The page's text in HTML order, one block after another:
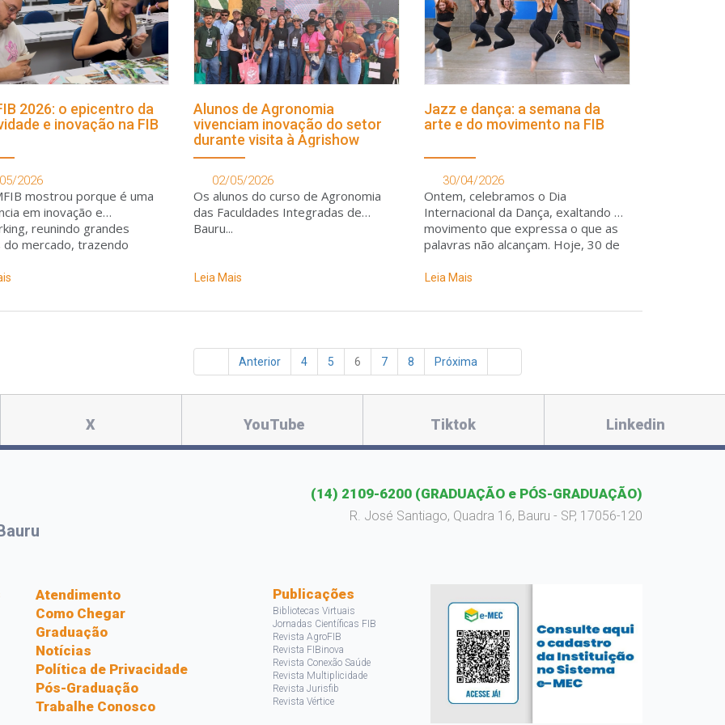
2026: o epicentro da
e inovação na FIB
2026
mostrou porque é uma
em inovação e
reunindo grandes
do mercado, trazendo
Alunos de Agronomia
vivenciam inovação do setor
durante visita à Agrishow
02/05/2026
Os alunos do curso de Agronomia
das Faculdades Integradas de
Bauru...
Leia Mais
Jazz e dança: a semana da
arte e do movimento na FIB
30/04/2026
Ontem, celebramos o Dia
Internacional da Dança, exaltando o
movimento que expressa o que as
palavras não alcançam. Hoje, 30 de
celebrar o Dia Internacional do Jazz
Leia Mais
Anterior 4 5 6 7 8 Próxima
X YouTube Tiktok Linkedin
(14) 2109-6200 (GRADUAÇÃO e PÓS-GRADUAÇÃO)
R. José Santiago, Quadra 16, Bauru - SP, 17056-120
Atendimento
Como Chegar
Graduação
Notícias
Política de Privacidade
Pós-Graduação
Trabalhe Conosco
Publicações
Bibliotecas Virtuais
Jornadas Científicas FIB
Revista AgroFIB
Revista FIBinova
Revista Conexão Saúde
Revista Multiplicidade
Revista Jurisfib
Revista Vértice